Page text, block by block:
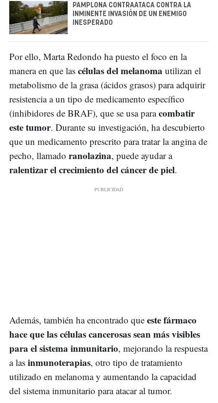
PAMPLONA CONTRAATACA CONTRA LA
INMINENTE INVASIÓN DE UN ENEMIGO
INESPERADO
Por ello, Marta Redondo ha puesto el foco en la
manera en que las células del melanoma utilizan el
metabolismo de la grasa (ácidos grasos) para adquirir
resistencia a un tipo de medicamento específico
(inhibidores de BRAF), que se usa paracombatir
este tumor. Durante su investigación, ha descubierto
que un medicamento prescrito para tratar la angina de
pecho, llamado ranolazina, puede ayudar a
ralentizar el crecimiento del cáncer de piel.
Además, también ha encontrado que este fármaco
hace que las células cancerosas sean más visibles
para el sistema inmunitario, mejorando la respuesta
a las inmunoterapias, otro tipo de tratamiento
utilizado en melanoma y aumentando la capacidad
del sistema inmunitario para atacar al tumor.